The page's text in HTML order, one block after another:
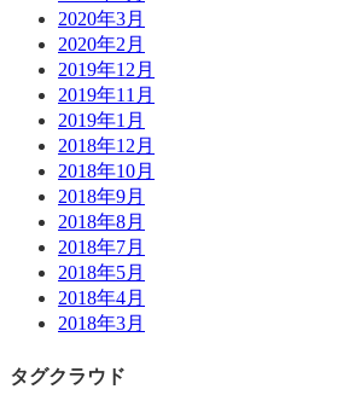
2020年3月
2020年2月
2019年12月
2019年11月
2019年1月
2018年12月
2018年10月
2018年9月
2018年8月
2018年7月
2018年5月
2018年4月
2018年3月
タグクラウド